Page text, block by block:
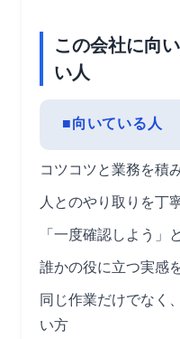
この会社に向
い人
■向いている人
コツコツと業務を積
人とのやり取りを丁
「一度確認しよう」
誰かの役に立つ実感
同じ作業だけでなく
い方